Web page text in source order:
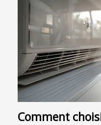
Comment